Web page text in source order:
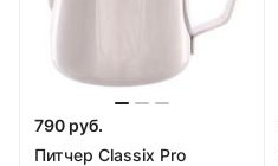
790 руб.
Питчер Classix Pro